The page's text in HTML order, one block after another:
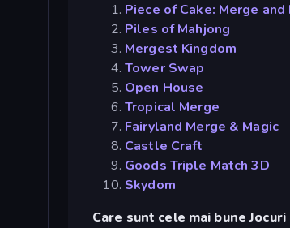
Piece of Cake: Merge and
Piles of Mahjong
Mergest Kingdom
Tower Swap
Open House
Tropical Merge
Fairyland Merge & Magic
Castle Craft
Goods Triple Match 3D
Skydom
Care sunt cele mai bune